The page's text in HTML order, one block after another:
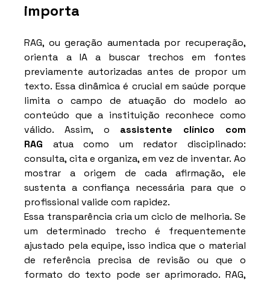
importa
RAG, ou geração aumentada por recuperação,
orienta a IA a buscar trechos em fontes
previamente autorizadas antes de propor um
texto. Essa dinâmica é crucial em saúde porque
limita o campo de atuação do modelo ao
conteúdo que a instituição reconhece como
válido. Assim, o assistente clínico com
RAG atua como um redator disciplinado:
consulta, cita e organiza, em vez de inventar. Ao
mostrar a origem de cada afirmação, ele
sustenta a confiança necessária para que o
profissional valide com rapidez.
Essa transparência cria um ciclo de melhoria. Se
um determinado trecho é frequentemente
ajustado pela equipe, isso indica que o material
de referência precisa de revisão ou que o
formato do texto pode ser aprimorado. RAG,